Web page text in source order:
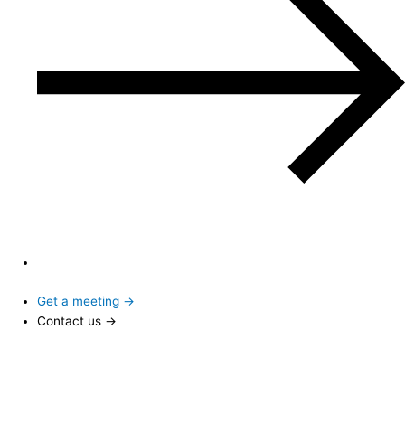
Get a meeting →
Contact us →